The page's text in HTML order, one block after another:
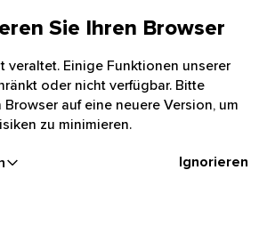
Sie Ihren Browser
veraltet. Einige Funktionen unserer
oder nicht verfügbar. Bitte
auf eine neuere Version, um
zu minimieren.
Ignorieren